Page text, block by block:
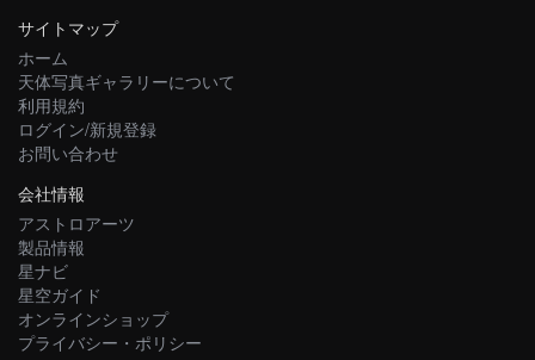
サイトマップ
ホーム
天体写真ギャラリーについて
利用規約
ログイン/新規登録
お問い合わせ
会社情報
アストロアーツ
製品情報
星ナビ
星空ガイド
オンラインショップ
プライバシー・ポリシー